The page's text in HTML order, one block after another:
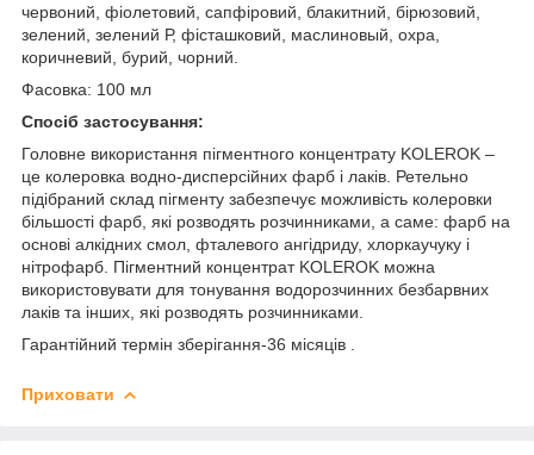
червоний, фіолетовий, сапфіровий, блакитний, бірюзовий,
зелений, зелений Р, фісташковий, маслиновый, охра,
коричневий, бурий, чорний.
Фасовка: 100 мл
Спосіб застосування:
Головне використання пігментного концентрату KOLEROK –
це колеровка водно-дисперсійних фарб і лаків. Ретельно
підібраний склад пігменту забезпечує можливість колеровки
більшості фарб, які розводять розчинниками, а саме: фарб на
основі алкідних смол, фталевого ангідриду, хлоркаучуку і
нітрофарб. Пігментний концентрат KOLEROK можна
використовувати для тонування водорозчинних безбарвних
лаків та інших, які розводять розчинниками.
Гарантійний термін зберігання-36 місяців .
Приховати